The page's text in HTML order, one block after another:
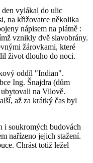
den vylákal do ulic
na křižovatce několika
nápisem na plátně :
vznikly dvě slavobrány.
žárovkami, které
život dlouho do noci.
oddíl "Indian".
Ing. Šnajdra (dům
na Vilově.
až za krátký čas byl
i soukromých budovách
nařízeno jejich stažení.
Chrást totiž ležel